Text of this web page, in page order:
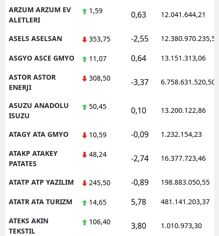
ARZUM ARZUM EV
ALETLERI
1,59 0,63 12.041.644,21
ASELS ASELSAN 353,75 -2,55 12.380.970.235,50
ASGYO ASCE GMYO 11,07 0,64 13.151.313,06
ASTOR ASTOR
ENERJI
308,50 -3,37 6.758.631.520,50
ASUZU ANADOLU
ISUZU
50,45 0,10 13.200.122,86
ATAGY ATA GMYO 10,59 -0,09 1.232.154,23
ATAKP ATAKEY
PATATES
48,24 -2,74 16.377.723,46
ATATP ATP YAZILIM 245,50 -0,89 198.883.050,55
ATATR ATA TURIZM 14,65 5,78 481.141.203,37
ATEKS AKIN
TEKSTIL
106,40 3,80 1.010.973,30